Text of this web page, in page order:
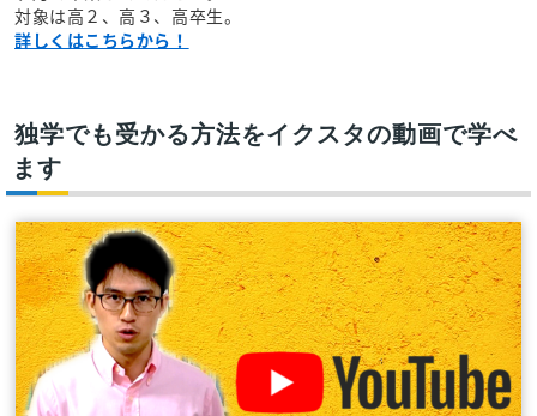
対象は高２、高３、高卒生。
詳しくはこちらから！
独学でも受かる方法をイクスタの動画で学べ
ます